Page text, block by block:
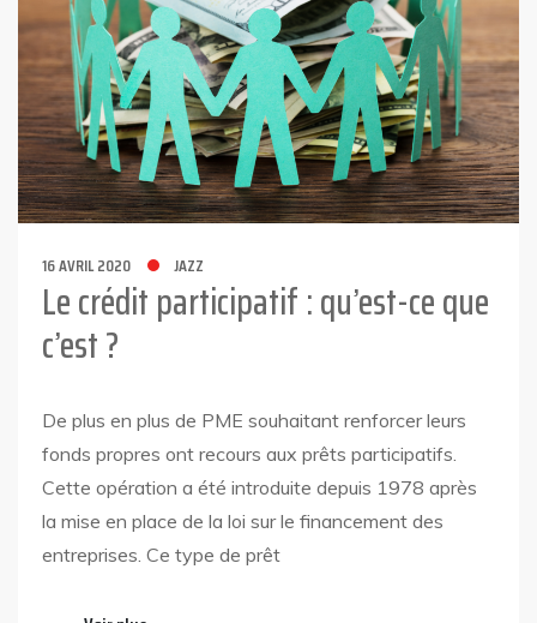
16 AVRIL 2020 JAZZ
Le crédit participatif : qu’est-ce que
c’est ?
De plus en plus de PME souhaitant renforcer leurs
fonds propres ont recours aux prêts participatifs.
Cette opération a été introduite depuis 1978 après
la mise en place de la loi sur le financement des
entreprises. Ce type de prêt